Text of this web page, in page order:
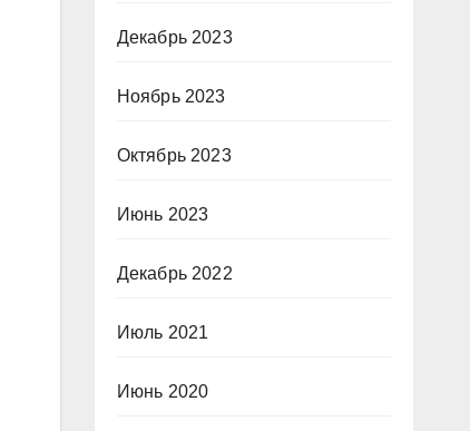
Декабрь 2023
Ноябрь 2023
Октябрь 2023
Июнь 2023
Декабрь 2022
Июль 2021
Июнь 2020